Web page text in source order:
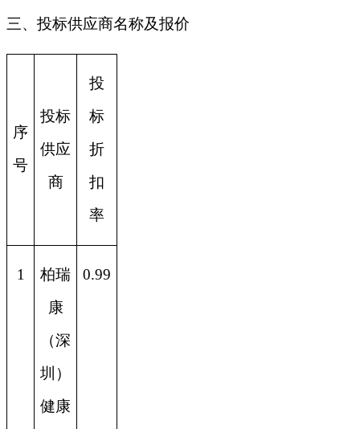
三、投标供应商名称及报价
序
号
投标
供应
商
投
标
折
扣
率
1
柏瑞
康
（深
圳）
健康
0.99